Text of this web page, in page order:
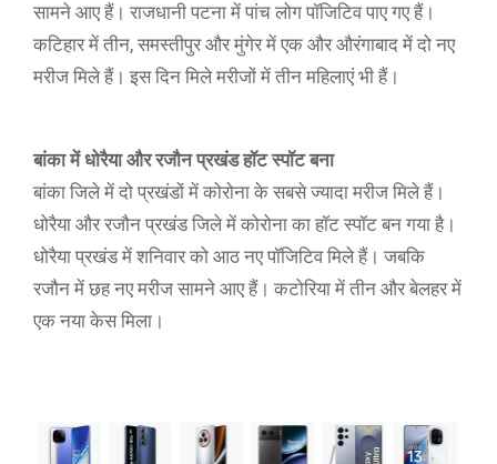
सामने आए हैं। राजधानी पटना में पांच लोग पॉजिटिव पाए गए हैं।
कटिहार में तीन, समस्तीपुर और मुंगेर में एक और औरंगाबाद में दो नए
मरीज मिले हैं। इस दिन मिले मरीजों में तीन महिलाएं भी हैं।
बांका में धोरैया और रजौन प्रखंड हॉट स्पॉट बना
बांका जिले में दो प्रखंडों में कोरोना के सबसे ज्यादा मरीज मिले हैं।
धोरैया और रजौन प्रखंड जिले में कोरोना का हॉट स्पॉट बन गया है।
धोरैया प्रखंड में शनिवार को आठ नए पॉजिटिव मिले हैं। जबकि
रजौन में छह नए मरीज सामने आए हैं। कटोरिया में तीन और बेलहर में
एक नया केस मिला।